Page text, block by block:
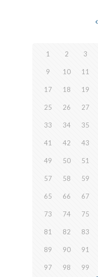
1 2 3
9 10 11
17 18 19
25 26 27
33 34 35
41 42 43
49 50 51
57 58 59
65 66 67
73 74 75
81 82 83
89 90 91
97 98 99